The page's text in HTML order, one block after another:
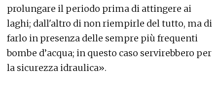
prolungare il periodo prima di attingere ai
laghi; dall'altro di non riempirle del tutto, ma di
farlo in presenza delle sempre più frequenti
bombe d’acqua; in questo caso servirebbero per
la sicurezza idraulica».